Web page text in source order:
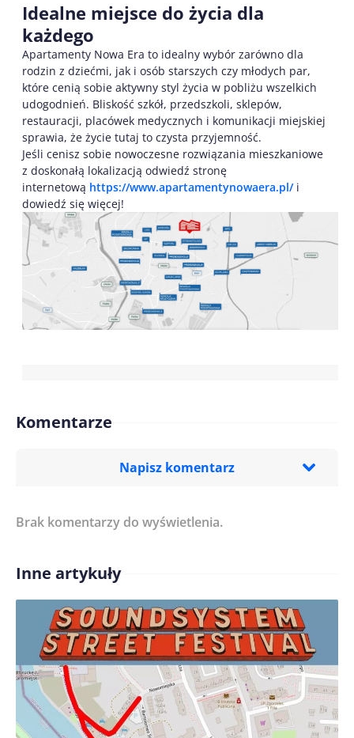
Idealne miejsce do życia dla
każdego
Apartamenty Nowa Era to idealny wybór zarówno dla
rodzin z dziećmi, jak i osób starszych czy młodych par,
które cenią sobie aktywny styl życia w pobliżu wszelkich
udogodnień. Bliskość szkół, przedszkoli, sklepów,
restauracji, placówek medycznych i komunikacji miejskiej
sprawia, że życie tutaj to czysta przyjemność.
Jeśli cenisz sobie nowoczesne rozwiązania mieszkaniowe
z doskonałą lokalizacją odwiedź stronę
internetową https://www.apartamentynowaera.pl/i
dowiedź się więcej!
Komentarze
Napisz komentarz
Treść komentarza*
Imię/ Nick*
Zapamiętaj moje dane w tej przeglądarce podczas
Brak komentarzy do wyświetlenia.
Inne artykuły